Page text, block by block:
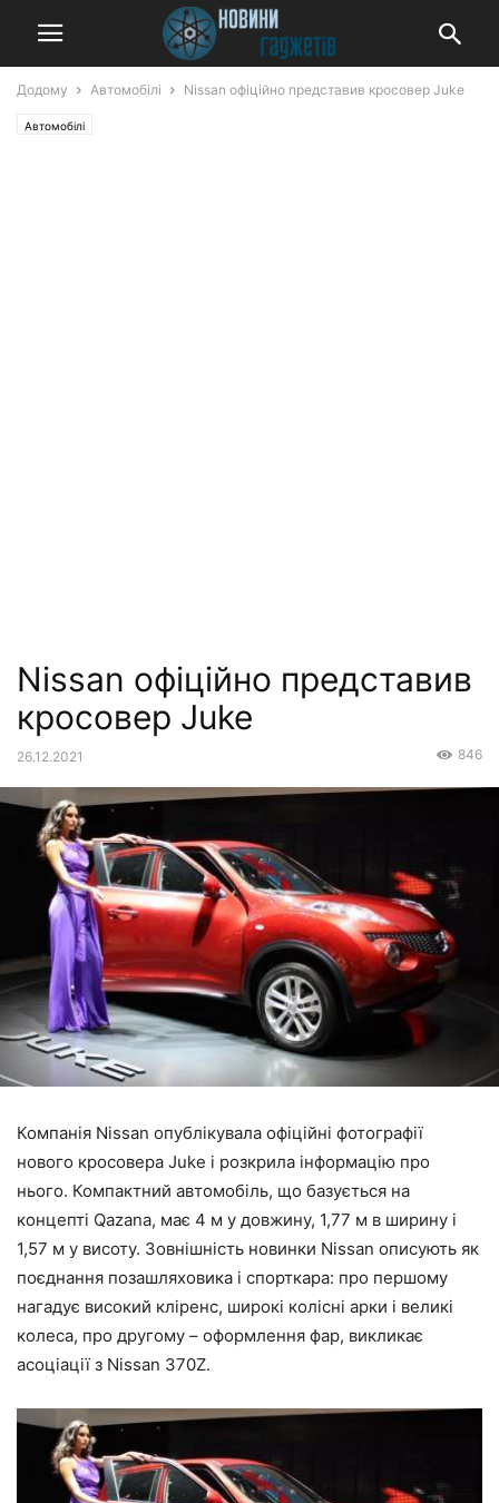
Додому Автомобілі Nissan офіційно представив кросовер Juke
Автомобілі
Nissan офіційно представив
кросовер Juke
26.12.2021 846
Компанія Nissan опублікувала офіційні фотографії
нового кросовера Juke і розкрила інформацію про
нього. Компактний автомобіль, що базується на
концепті Qazana, має 4 м у довжину, 1,77 м в ширину і
1,57 м у висоту. Зовнішність новинки Nissan описують як
поєднання позашляховика і спорткара: про першому
нагадує високий кліренс, широкі колісні арки і великі
колеса, про другому – оформлення фар, викликає
асоціації з Nissan 370Z.